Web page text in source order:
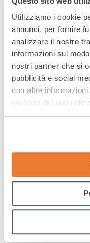
Utilizziamo i cookie
annunci, per fornire
analizzare il nostro
informazioni sul
nostri partner che si
pubblicità e social
con altre
raccolto dal suo
Cerca